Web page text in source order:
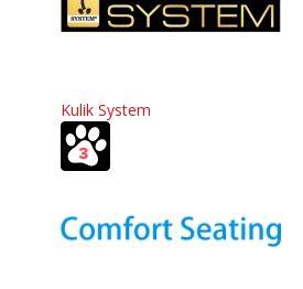
Kulik System